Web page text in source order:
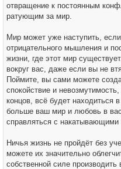
отвращение к постоянным
ратующим за мир.
Мир может уже наступить,
отрицательного мышления и
жизни, где этот мир
вокруг вас, даже если вы не
Поймите, вы сами можете
спокойствие и
концов, всё будет находиться
больше ваш мир и любовь в
справляться с
Ничья жизнь не пройдёт без
можете их значительно
собственной силе производить